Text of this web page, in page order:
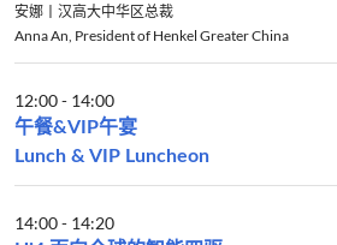
安娜丨汉高大中华区总裁
Anna An, President of Henkel Greater China
12:00- 14:00
午餐&VIP午宴
Lunch & VIP Luncheon
14:00- 14:20